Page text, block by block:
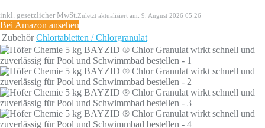
inkl. gesetzlicher MwSt. Zuletzt aktualisiert am: 9. August 2026 05:26
Bei Amazon ansehen
Zubehör Chlortabletten / Chlorgranulat